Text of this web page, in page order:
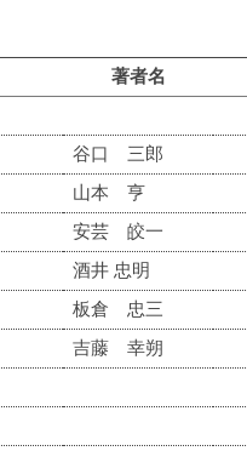
著者名
谷口 三郎
山本 亨
安芸 皎一
酒井 忠明
板倉 忠三
吉藤 幸朔